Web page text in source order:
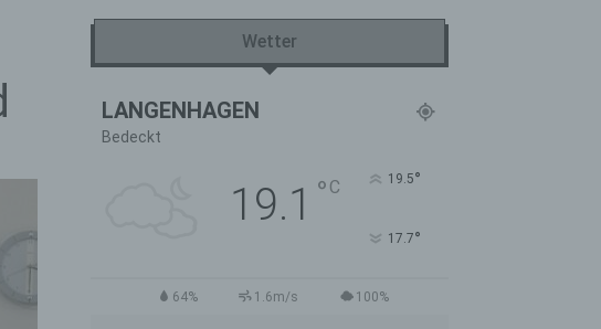
Wetter
LANGENHAGEN
Bedeckt
19.1 ° C 19.5°
17.7°
64% 1.6m/s 100%